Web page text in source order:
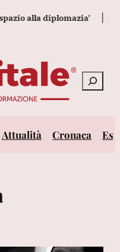
alla diplomazia' Houthi,
Cerca
Attualità Cronaca